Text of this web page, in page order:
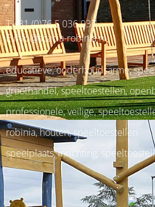
T +31 (0)76 5 036 037
Einfo@acacia-robinia.nl
educatieve, onderhoudsarme,
groothandel, speeltoestellen,
professionele, veilige,
robinia, houten, speeltoestellen
speelplaats, inrichting,